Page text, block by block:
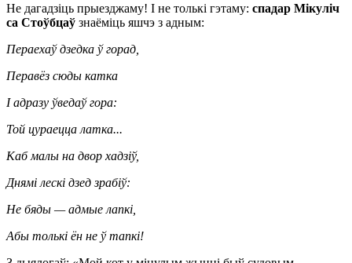
Не дагадзіць прыезджаму! І не толькі гэтаму: спадар Мікуліч
са Стоўбцаў знаёміць яшчэ з адным:
Пераехаў дзедка ў горад,
Перавёз сюды катка
І адразу ўведаў гора:
Той цураецца латка...
Каб малы на двор хадзіў,
Днямі лескі дзед зрабіў:
Не бяды — адмые лапкі,
Абы толькі ён не ў тапкі!